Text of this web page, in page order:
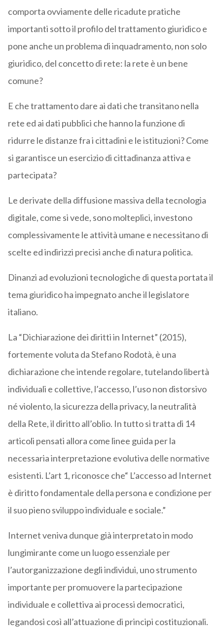
comporta ovviamente delle ricadute pratiche
importanti sotto il profilo del trattamento giuridico e
pone anche un problema di inquadramento, non solo
giuridico, del concetto di rete: la rete è un bene
comune?
E che trattamento dare ai dati che transitano nella
rete ed ai dati pubblici che hanno la funzione di
ridurre le distanze fra i cittadini e le istituzioni? Come
si garantisce un esercizio di cittadinanza attiva e
partecipata?
Le derivate della diffusione massiva della tecnologia
digitale, come si vede, sono molteplici, investono
complessivamente le attività umane e necessitano di
scelte ed indirizzi precisi anche di natura politica.
Dinanzi ad evoluzioni tecnologiche di questa portata il
tema giuridico ha impegnato anche il legislatore
italiano.
La “Dichiarazione dei diritti in Internet” (2015),
fortemente voluta da Stefano Rodotà, è una
dichiarazione che intende regolare, tutelando libertà
individuali e collettive, l’accesso, l’uso non distorsivo
né violento, la sicurezza della privacy, la neutralità
della Rete, il diritto all’oblio. In tutto si tratta di 14
articoli pensati allora come linee guida per la
necessaria interpretazione evolutiva delle normative
esistenti. L’art 1, riconosce che“ L’accesso ad Internet
è diritto fondamentale della persona e condizione per
il suo pieno sviluppo individuale e sociale.”
Internet veniva dunque già interpretato in modo
lungimirante come un luogo essenziale per
l’autorganizzazione degli individui, uno strumento
importante per promuovere la partecipazione
individuale e collettiva ai processi democratici,
legandosi così all’attuazione di principi costituzionali.